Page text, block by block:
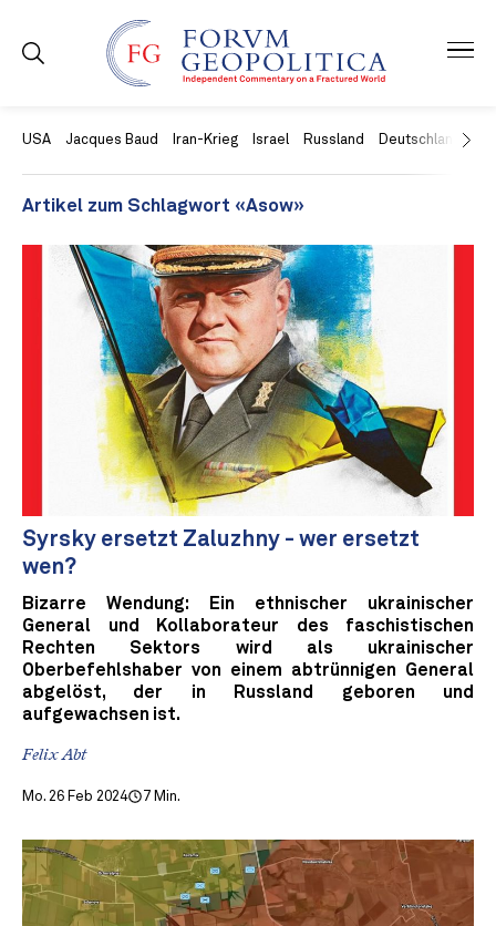
USA Jacques Baud Iran-Krieg Israel Russland Deutschland
Artikel zum Schlagwort «Asow»
Syrsky ersetzt Zaluzhny - wer ersetzt
wen?
Bizarre Wendung: Ein ethnischer ukrainischer
General und Kollaborateur des faschistischen
Rechten Sektors wird als ukrainischer
Oberbefehlshaber von einem abtrünnigen General
abgelöst, der in Russland geboren und
aufgewachsen ist.
Felix Abt
Mo. 26 Feb 2024 7 Min.